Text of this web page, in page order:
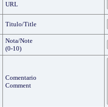
URL
Titulo/Title
Nota/Note
(0-10)
Comentario
Comment